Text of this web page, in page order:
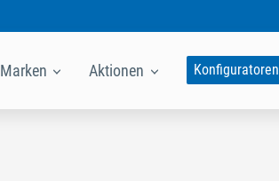
Marken Aktionen Konfiguratoren